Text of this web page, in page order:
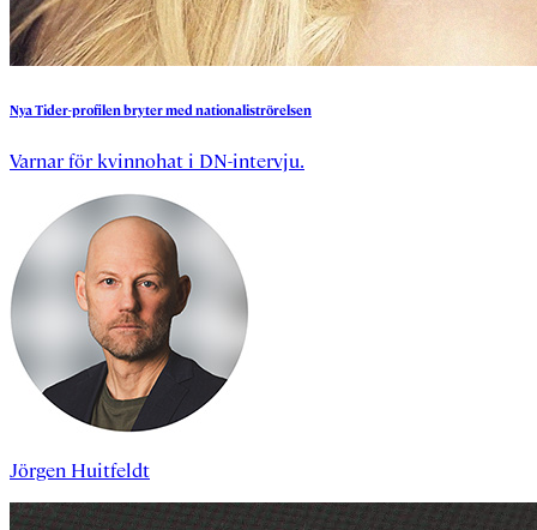
NyaTider-profilenbrytermednationaliströrelsen
Varnar för kvinnohat i DN-intervju.
Jörgen Huitfeldt